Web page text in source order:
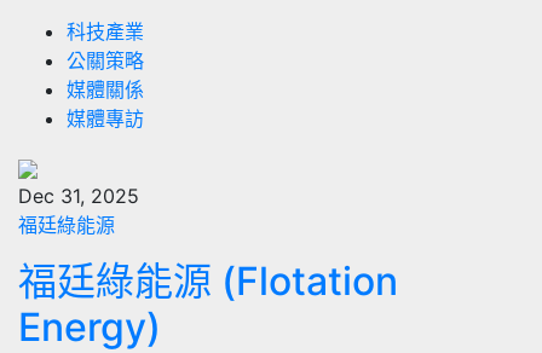
科技產業
公關策略
媒體關係
媒體專訪
Dec 31, 2025
福廷綠能源
福廷綠能源 (Flotation
Energy)